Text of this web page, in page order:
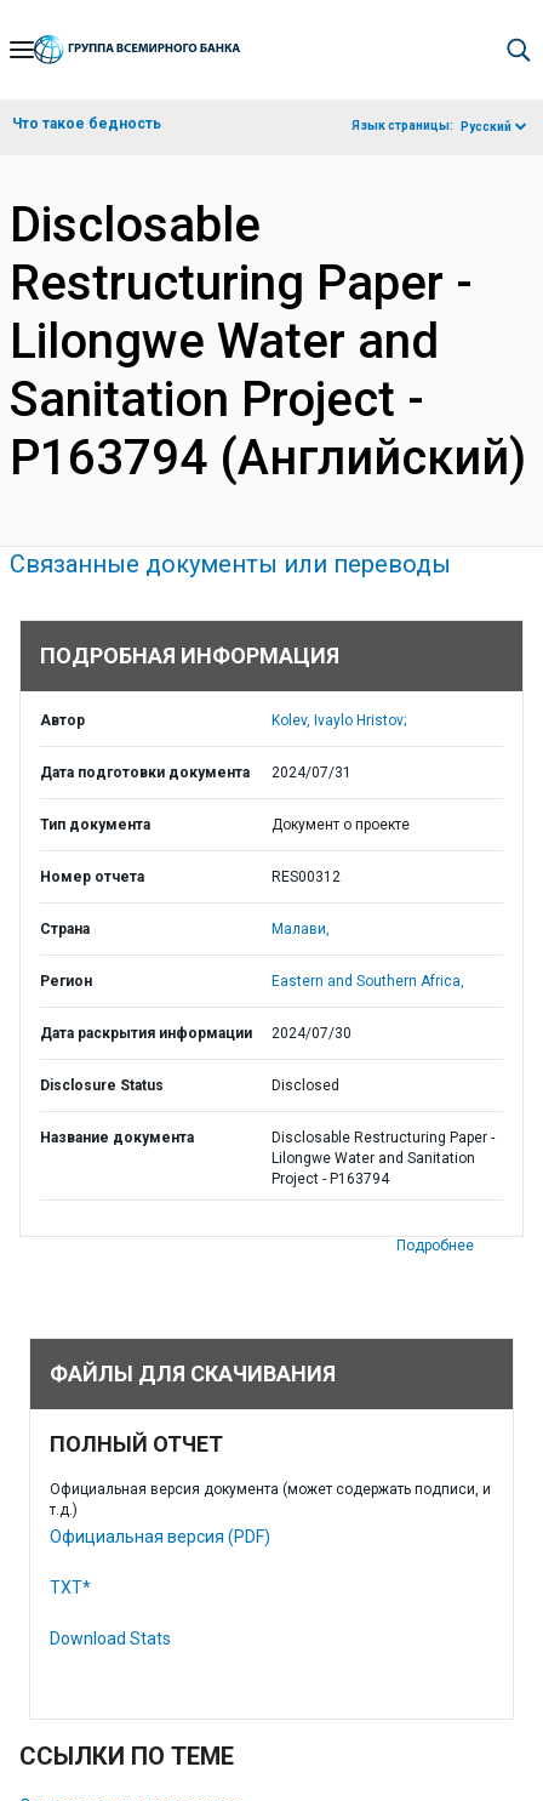
Skip
Navigation
Что такое бедность Язык страницы: Русский
Disclosable
Restructuring Paper -
Lilongwe Water and
Sanitation Project -
P163794 (Английский)
Связанные документы или переводы
ПОДРОБНАЯ ИНФОРМАЦИЯ
Автор Kolev, Ivaylo Hristov;
Дата подготовки документа 2024/07/31
Тип документа Документ о проекте
Номер отчета RES00312
Страна Малави,
Регион Eastern and Southern Africa,
Дата раскрытия информации 2024/07/30
Disclosure Status Disclosed
Название документа
Disclosable Restructuring Paper -
Lilongwe Water and Sanitation
Project - P163794
Подробнее
ФАЙЛЫ ДЛЯ СКАЧИВАНИЯ
ПОЛНЫЙ ОТЧЕТ
Официальная версия документа (может содержать подписи, и
т.д.)
Официальная версия (PDF)
TXT*
Download Stats
ССЫЛКИ ПО ТЕМЕ